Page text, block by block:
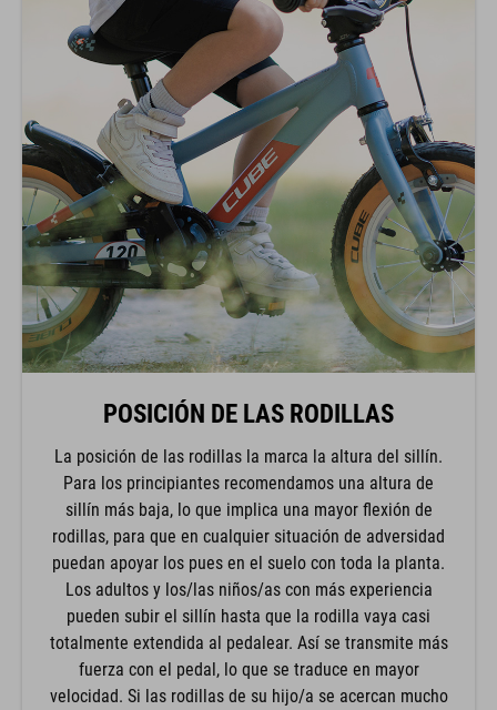
POSICIÓN DE LAS RODILLAS
La posición de las rodillas la marca la altura del sillín.
Para los principiantes recomendamos una altura de
sillín más baja, lo que implica una mayor flexión de
rodillas, para que en cualquier situación de adversidad
puedan apoyar los pues en el suelo con toda la planta.
Los adultos y los/las niños/as con más experiencia
pueden subir el sillín hasta que la rodilla vaya casi
totalmente extendida al pedalear. Así se transmite más
fuerza con el pedal, lo que se traduce en mayor
velocidad. Si las rodillas de su hijo/a se acercan mucho